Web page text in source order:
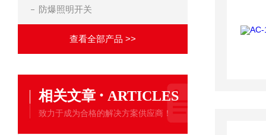
防爆照明开关
查看全部产品 >>
相关文章 · ARTICLES
致力于成为合格的解决方案供应商！